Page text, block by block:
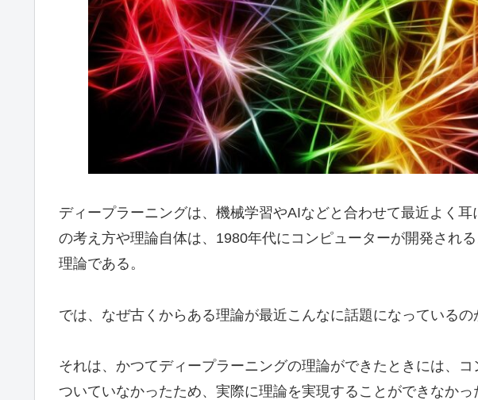
ディープラーニングは、機械学習やAIなどと合わせて最近よく
の考え方や理論自体は、1980年代にコンピューターが開発され
理論である。
では、なぜ古くからある理論が最近こんなに話題になっているの
それは、かつてディープラーニングの理論ができたときには、
ついていなかったため、実際に理論を実現することができなかっ